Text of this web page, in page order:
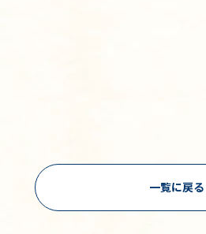
一覧に戻る